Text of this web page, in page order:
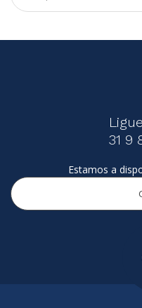
31 9
Estamos a